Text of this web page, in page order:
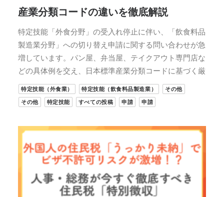
産業分類コードの違いを徹底解説
特定技能「外食分野」の受入れ停止に伴い、「飲食料品
製造業分野」への切り替え申請に関する問い合わせが急
増しています。パン屋、弁当屋、テイクアウト専門店な
どの具体例を交え、日本標準産業分類コードに基づく厳
特定技能（外食業） 特定技能（飲食料品製造業）
その他
その他
特定技能 すべての投稿 申請 申請